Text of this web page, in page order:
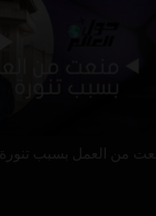
من العمل بسبب تنورة